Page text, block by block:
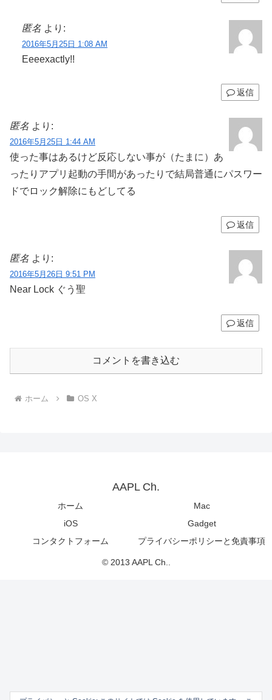
匿名 より:
2016年5月25日 1:08 AM
Eeeexactly!!
返信
匿名 より:
2016年5月25日 1:44 AM
使った事はあるけど反応しない事が（たまに）あ
ったりアプリ起動の手間があったりで結局普通にパスワー
ドでロック解除にもどしてる
返信
匿名 より:
2016年5月26日 9:51 PM
Near Lock ぐう聖
返信
コメントを書き込む
ホーム OS X
AAPL Ch.
ホーム
Mac
iOS
Gadget
コンタクトフォーム
プライバシーポリシーと免責事項
© 2013 AAPL Ch..